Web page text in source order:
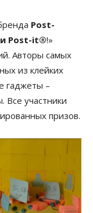
Post-
Post-it®!»
Авторы самых
из клейких
гаджеты –
Все участники
призов.